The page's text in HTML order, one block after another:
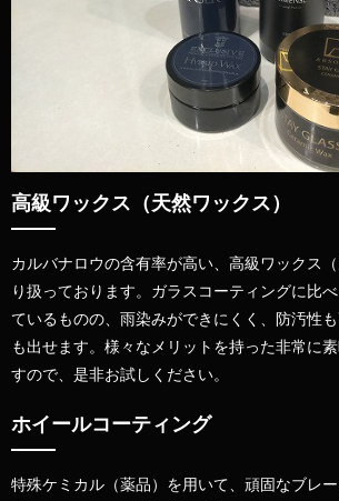
高級ワックス（天然ワックス）
カルバナロウの含有率が高い、高級ワックス
り扱っております。ガラスコーティングに比
ているものの、雨染みができにくく、防汚性も
も出せます。様々なメリットを持った非常に
すので、是非お試しください。
ホイールコーティング
特殊ケミカル（薬品）を用いて、頑固なブレ